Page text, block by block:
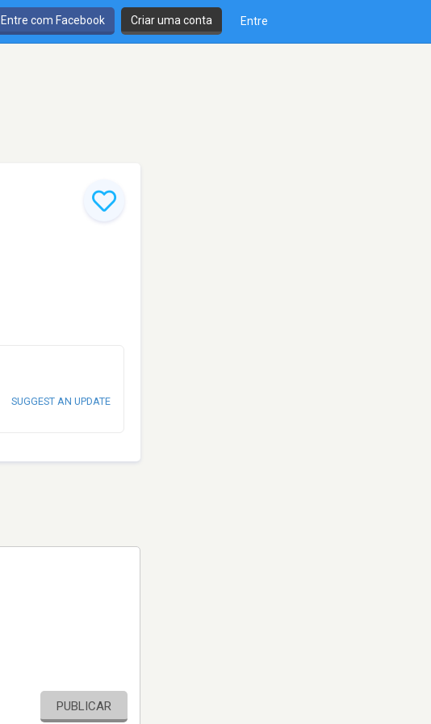
Entre com Facebook Criar uma conta Entre
SUGGEST AN UPDATE
PUBLICAR